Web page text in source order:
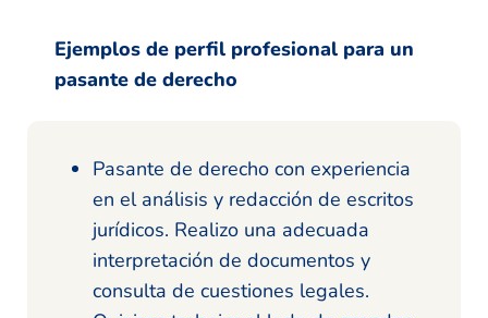
Ejemplos de perfil profesional para un
pasante de derecho
Pasante de derecho con experiencia
en el análisis y redacción de escritos
jurídicos. Realizo una adecuada
interpretación de documentos y
consulta de cuestiones legales.